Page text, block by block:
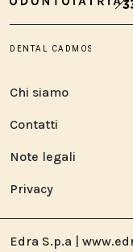
Chi siamo
Contatti
Note legali
Privacy
Edra S.p.a |